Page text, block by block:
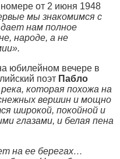
от 2 июня 1948
мы знакомимся с
нам полное
народе, а не
юбилейном вечере в
поэт Пабло
которая похожа на
вершин и мощно
широкой, покойной и
глазами, и белая пена
на ее берегах…